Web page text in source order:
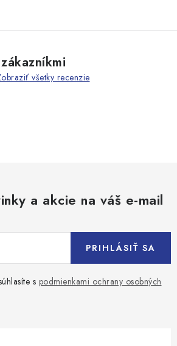
všetky recenzie
a akcie na váš e-mail
s podmienkami ochrany osobných
PRIHLÁSIŤ SA